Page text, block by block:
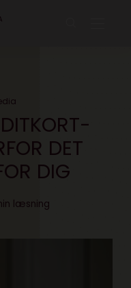
DET
DIG
læsning